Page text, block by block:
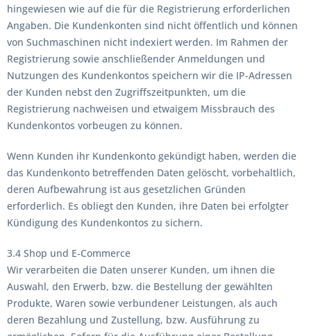
hingewiesen wie auf die für die Registrierung erforderlichen
Angaben. Die Kundenkonten sind nicht öffentlich und können
von Suchmaschinen nicht indexiert werden. Im Rahmen der
Registrierung sowie anschließender Anmeldungen und
Nutzungen des Kundenkontos speichern wir die IP-Adressen
der Kunden nebst den Zugriffszeitpunkten, um die
Registrierung nachweisen und etwaigem Missbrauch des
Kundenkontos vorbeugen zu können.
Wenn Kunden ihr Kundenkonto gekündigt haben, werden die
das Kundenkonto betreffenden Daten gelöscht, vorbehaltlich,
deren Aufbewahrung ist aus gesetzlichen Gründen
erforderlich. Es obliegt den Kunden, ihre Daten bei erfolgter
Kündigung des Kundenkontos zu sichern.
3.4 Shop und E-Commerce
Wir verarbeiten die Daten unserer Kunden, um ihnen die
Auswahl, den Erwerb, bzw. die Bestellung der gewählten
Produkte, Waren sowie verbundener Leistungen, als auch
deren Bezahlung und Zustellung, bzw. Ausführung zu